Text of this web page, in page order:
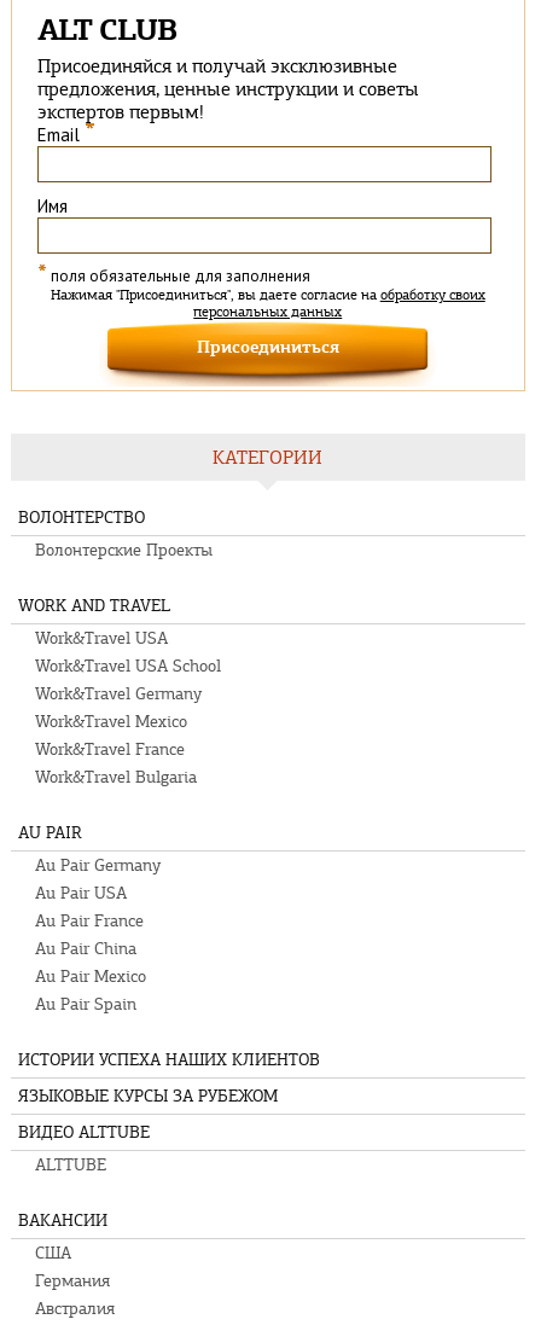
ALT CLUB
Присоединяйся и получай эксклюзивные
предложения, ценные инструкции и советы
экспертов первым!
Email *
Имя
* поля обязательные для заполнения
Нажимая "Присоединиться", вы даете согласие на обработку своих
персональных данных
КАТЕГОРИИ
ВОЛОНТЕРСТВО
Волонтерские Проекты
WORK AND TRAVEL
Work&Travel USA
Work&Travel USA School
Work&Travel Germany
Work&Travel Mexico
Work&Travel France
Work&Travel Bulgaria
AU PAIR
Au Pair Germany
Au Pair USA
Au Pair France
Au Pair China
Au Pair Mexico
Au Pair Spain
ИСТОРИИ УСПЕХА НАШИХ КЛИЕНТОВ
ЯЗЫКОВЫЕ КУРСЫ ЗА РУБЕЖОМ
ВИДЕО ALTTUBE
ALTTUBE
ВАКАНСИИ
США
Германия
Австралия